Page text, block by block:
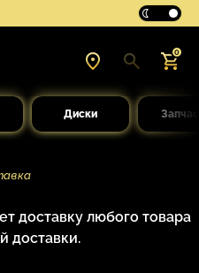
0
Диски
доставку любого товара
доставки.